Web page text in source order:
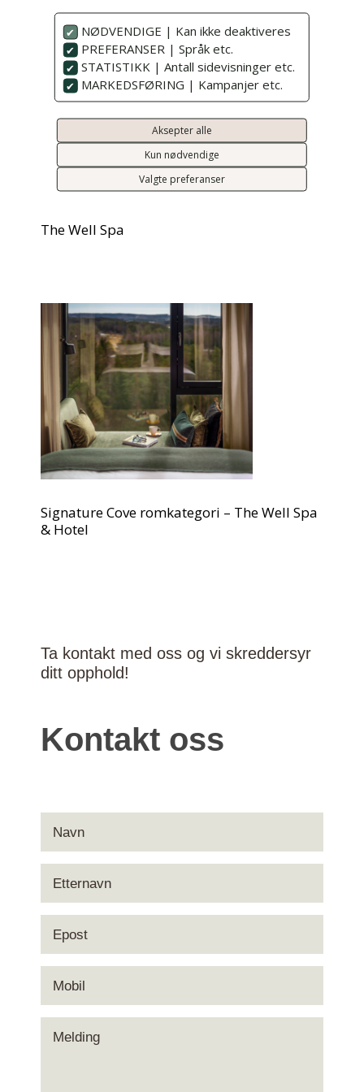
NØDVENDIGE | Kan ikke deaktiveres
PREFERANSER | Språk etc.
STATISTIKK | Antall sidevisninger etc.
MARKEDSFØRING | Kampanjer etc.
Aksepter alle
Kun nødvendige
Valgte preferanser
The Well Spa
Signature Cove romkategori – The Well Spa
& Hotel
Kontakt oss
Ta kontakt med oss og vi skreddersyr
ditt opphold!